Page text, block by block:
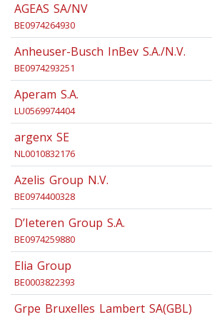
AGEAS SA/NV
BE0974264930
Anheuser-Busch InBev S.A./N.V.
BE0974293251
Aperam S.A.
LU0569974404
argenx SE
NL0010832176
Azelis Group N.V.
BE0974400328
D’Ieteren Group S.A.
BE0974259880
Elia Group
BE0003822393
Grpe Bruxelles Lambert SA(GBL)